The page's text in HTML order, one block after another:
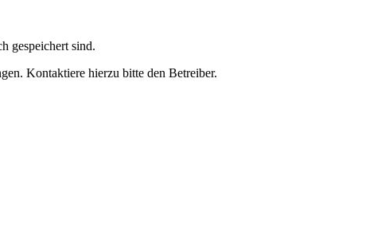
gespeichert sind.
Kontaktiere hierzu bitte den Betreiber.